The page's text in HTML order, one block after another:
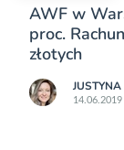
AWF w
proc.
złotych